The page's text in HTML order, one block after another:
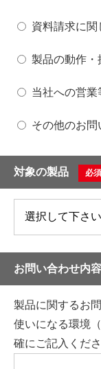
資料請求に関
製品の動作・
当社への営業
その他のお問
対象の製品 必須
お問い合わせ内
製品に関するお
使いになる環境
確にご記入くださ